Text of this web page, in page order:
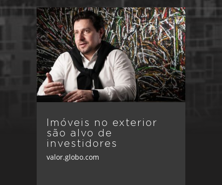
Imóveis no exterior
são alvo de
investidores
valor.globo.com